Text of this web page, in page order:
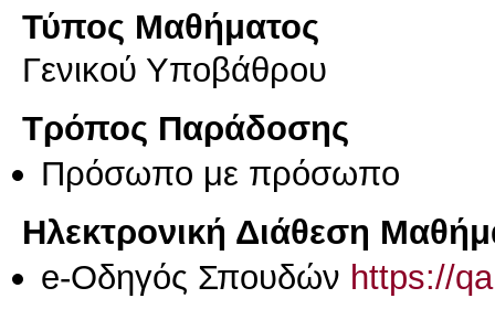
Τύπος Μαθήματος
Γενικού Υποβάθρου
Τρόπος Παράδοσης
Πρόσωπο με πρόσωπο
Ηλεκτρονική Διάθεση
e-Οδηγός Σπουδών https://